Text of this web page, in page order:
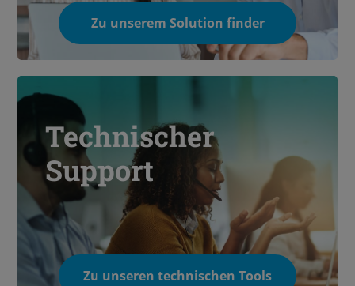
Zu unserem Solution finder
Technischer
Support
Zu unseren technischen Tools